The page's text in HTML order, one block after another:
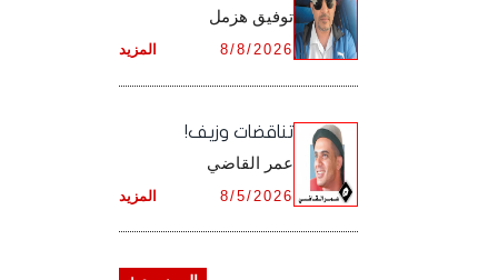
توفيق هزمل
المزيد 8/8/2026
تناقضات وزيف!
عمر القاضي
المزيد 8/5/2026